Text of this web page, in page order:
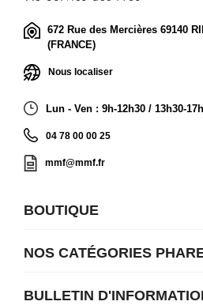
672 Rue des Mercières 69140
(FRANCE)
Nous localiser
Lun - Ven : 9h-12h30 / 13h30-17h
04 78 00 00 25
mmf@mmf.fr
BOUTIQUE
NOS CATÉGORIES
BULLETIN